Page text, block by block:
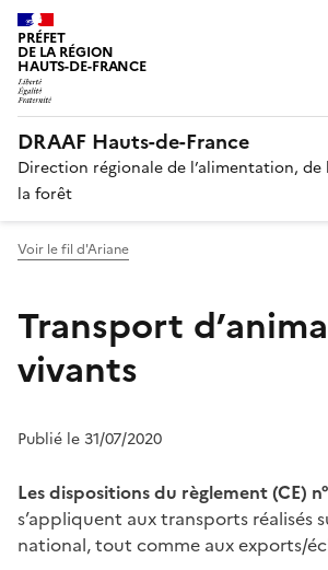
PRÉFET
DE LA RÉGION
HAUTS-DE-FRANCE
DRAAF Hauts-de-France
Direction régionale de l’alimentation, de
la forêt
Voir le fil d'Ariane
Transport
vivants
Publié le 31/07/2020
Les dispositions du règlement (CE)
s’appliquent aux transports réalisés
national, tout comme aux exports/